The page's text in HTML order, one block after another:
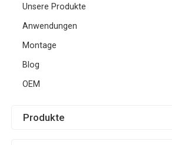
Unsere Produkte
Anwendungen
Montage
Blog
OEM
Produkte